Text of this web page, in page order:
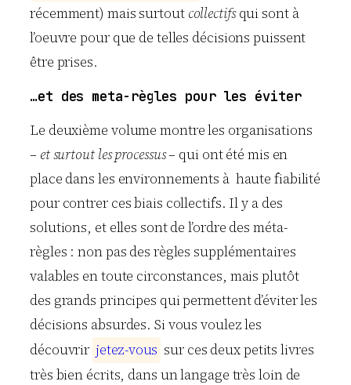
récemment) mais surtout collectifsqui sont à
l’oeuvre pour que de telles décisions puissent
être prises.
…et des meta-règles pour les éviter
Le deuxième volume montre les organisations
– et surtout les processus– qui ont été mis en
place dans les environnements à haute fiabilité
pour contrer ces biais collectifs. Il y a des
solutions, et elles sont de l’ordre des méta-
règles : non pas des règles supplémentaires
valables en toute circonstances, mais plutôt
des grands principes qui permettent d’éviter les
décisions absurdes. Si vous voulez les
découvrir jetez-vous sur ces deux petits livres
très bien écrits, dans un langage très loin de